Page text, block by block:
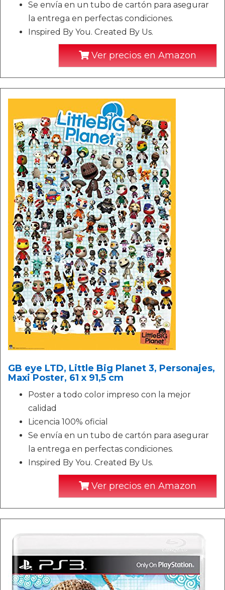
Se envía en un tubo de cartón para asegurar
la entrega en perfectas condiciones.
Inspired By You. Created By Us.
Ver precios en Amazon
GB eye LTD, Little Big Planet 3, Personajes,
Maxi Poster, 61 x 91,5 cm
Poster a todo color impreso con la mejor
calidad
Licencia 100% oficial
Se envía en un tubo de cartón para asegurar
la entrega en perfectas condiciones.
Inspired By You. Created By Us.
Ver precios en Amazon